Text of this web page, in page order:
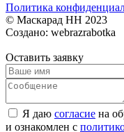
Политика
© Маскарад НН 2023
Создано: webrazrabotka
Оставить заявку
Я даю согласие на
и ознакомлен с